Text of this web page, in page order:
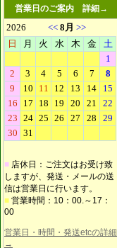
営業日のご案内 詳細→
■ 店休日：ご注文はお受け致
しますが、発送・メールの送
信は営業日に行います。
■ 営業時間：10：00.～17：
00
営業日・時間・発送etcの詳細
→